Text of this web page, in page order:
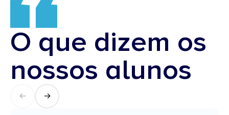
O que dizem os
nossos alunos